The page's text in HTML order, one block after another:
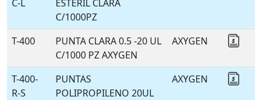
C-L
ESTERIL CLARA
C/1000PZ
T-400
PUNTA CLARA 0.5 -20 UL
C/1000 PZ AXYGEN
AXYGEN
T-400-
R-S
PUNTAS
POLIPROPILENO 20UL
AXYGEN